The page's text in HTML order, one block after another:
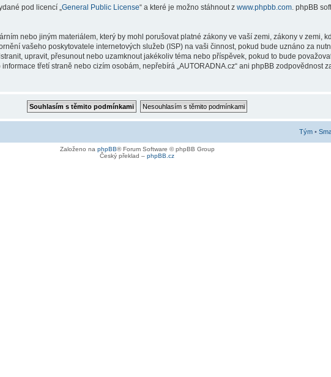
pod licencí „ General Public License“ a které je možno stáhnout z www.phpbb.com . phpBB
nebo jiným materiálem, který by mohl porušovat platné zákony ve vaší zemi, zákony v zemi,
vašeho poskytovatele internetových služeb (ISP) na vaši činnost, pokud bude uznáno za
upravit, přesunout nebo uzamknout jakékoliv téma nebo příspěvek, pokud to bude
třetí straně nebo cizím osobám, nepřebírá „AUTORADNA.cz“ ani phpBB zodpovědnost
Tým •
Založeno na phpBB® Forum Software © phpBB Group
Český překlad – phpBB.cz